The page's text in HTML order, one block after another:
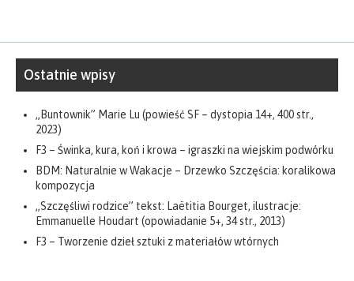
Ostatnie wpisy
„Buntownik” Marie Lu (powieść SF – dystopia 14+, 400 str.,
2023)
F3 – Świnka, kura, koń i krowa – igraszki na wiejskim podwórku
BDM: Naturalnie w Wakacje – Drzewko Szczęścia: koralikowa
kompozycja
„Szczęśliwi rodzice” tekst: Laëtitia Bourget, ilustracje:
Emmanuelle Houdart (opowiadanie 5+, 34 str., 2013)
F3 – Tworzenie dzieł sztuki z materiałów wtórnych